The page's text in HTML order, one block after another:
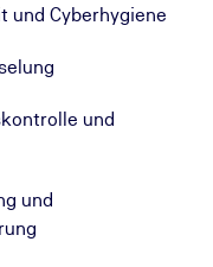
und Cyberhygiene
und
und